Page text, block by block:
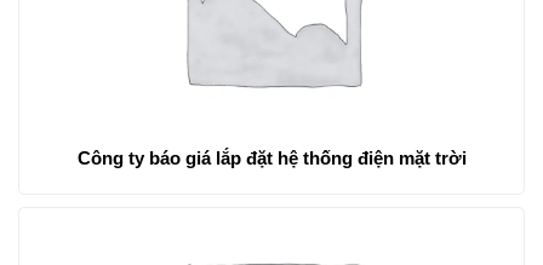
Công ty báo giá lắp đặt hệ thống điện mặt trời